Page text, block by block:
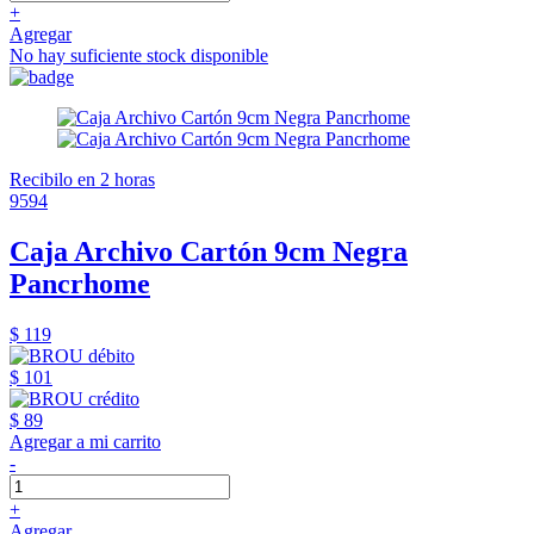
+
Agregar
No hay suficiente stock disponible
Recibilo en 2 horas
9594
Caja Archivo Cartón 9cm Negra
Pancrhome
$ 119
$ 101
$ 89
Agregar a mi carrito
-
+